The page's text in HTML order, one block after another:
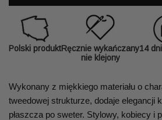
Polski produktRęcznie wykańczany
nie klejony
14
Wykonany z miękkiego materiału o
tweedowej strukturze, dodaje elegancji
płaszcza po sweter. Stylowy, kobiecy i